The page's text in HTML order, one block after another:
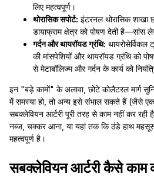
लिए महत्वपूर्ण।
थोरासिक सपोर्ट: इंटरनल थोरासिक शाखा
डायाफ्राम क्षेत्र को पोषण देती है—सांस
गर्दन और थायरॉयड ग्रंथि: थायरोसेर्विकल
की मांसपेशियों और थायरॉयड ग्रंथि को
से मेटाबॉलिज्म और गर्दन के कार्य को
इन "बड़े कामों" के अलावा, छोटे कोलैटरल मार्ग
में समस्या हो, तो अन्य इसे संभाल सकते हैं (जैसे
सबक्लेवियन आर्टरी पूरी तरह से काम नहीं कर
नब्ज, चक्कर आना, या यहां तक कि ठंडे हाथ
महत्वपूर्ण है।
सबक्लेवियन आर्टरी कैसे काम